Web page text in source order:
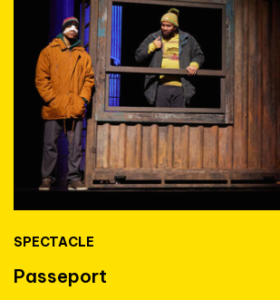
SPECTACLE
Passeport